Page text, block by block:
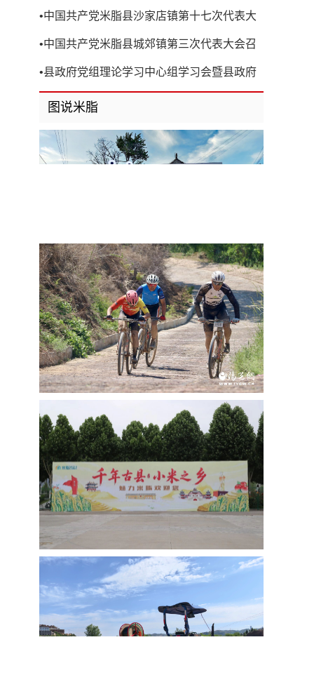
•中国共产党米脂县沙家店镇第十七次代表大
•中国共产党米脂县城郊镇第三次代表大会召
•县政府党组理论学习中心组学习会暨县政府
第8次党组（扩大）会议召开
图说米脂